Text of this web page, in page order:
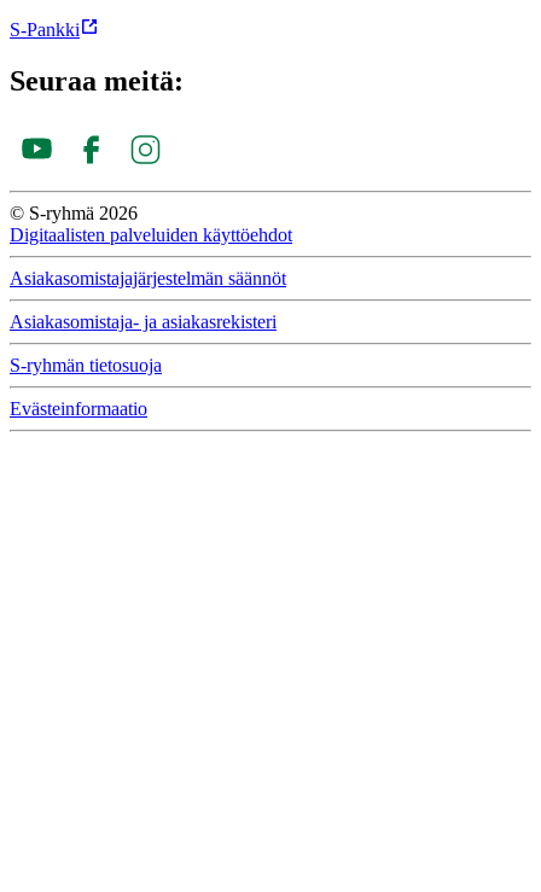
S-Pankki
Seuraa meitä:
© S-ryhmä 2026
Digitaalisten palveluiden käyttöehdot
Asiakasomistajajärjestelmän säännöt
Asiakasomistaja- ja asiakasrekisteri
S-ryhmän tietosuoja
Evästeinformaatio